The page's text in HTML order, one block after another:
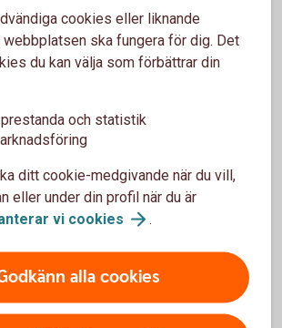
i realtid via Merchant Portal med
och statistik. Ytterligare analyser
cookies eller liknande
ska fungera för dig. Det
du kan välja som förbättrar din
prestanda och statistik
ditt cookie-medgivande när du vill,
eller under din profil när du är
vi cookies .
alla cookies